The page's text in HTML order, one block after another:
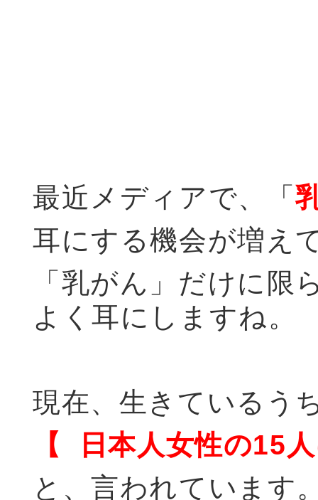
最近メディアで、「
耳にする機会が増え
「乳がん」だけに限
よく耳にしますね。
現在、生きているう
【 日本人女性の15
と、言われています